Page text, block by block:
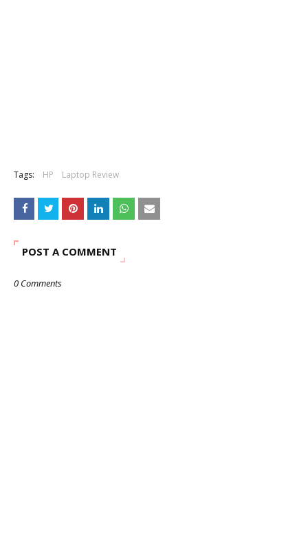
Tags: HP Laptop Review
POST A COMMENT
0 Comments